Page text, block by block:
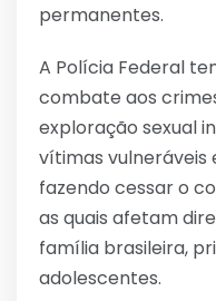
permanentes.
A Polícia Federal
combate aos
exploração sexual
vítimas vulneráveis
fazendo cessar o
as quais afetam
família brasileira,
adolescentes.